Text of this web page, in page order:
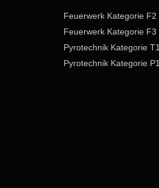
Feuerwerk Kategorie F2
Feuerwerk Kategorie F3
Pyrotechnik Kategorie T1
Pyrotechnik Kategorie P1